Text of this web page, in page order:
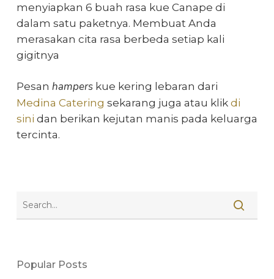
menyiapkan 6 buah rasa kue Canape di
dalam satu paketnya. Membuat Anda
merasakan cita rasa berbeda setiap kali
gigitnya
Pesan hampers kue kering lebaran dari
Medina Catering sekarang juga atau klik di
sini dan berikan kejutan manis pada keluarga
tercinta.
Popular Posts